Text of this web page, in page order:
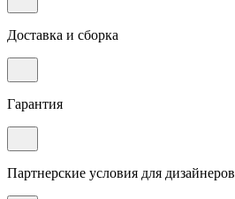
Доставка и сборка
Гарантия
Партнерские условия для дизайнеров